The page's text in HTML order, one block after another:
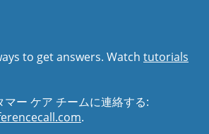
to get answers. Watch tutorials
ー ケア チームに連絡する:
.